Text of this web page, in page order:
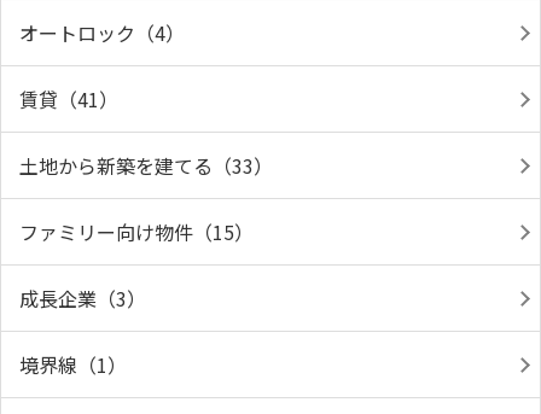
オートロック（4）
賃貸（41）
土地から新築を建てる（33）
ファミリー向け物件（15）
成長企業（3）
境界線（1）